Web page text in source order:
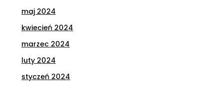
maj 2024
kwiecień 2024
marzec 2024
luty 2024
styczeń 2024